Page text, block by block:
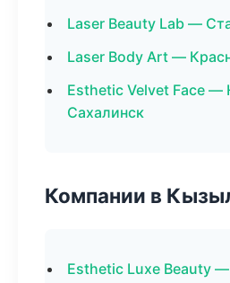
Laser Beauty Lab —
Laser Body Art —
Esthetic Velvet Face
Сахалинск
Компании в
Esthetic Luxe Beauty